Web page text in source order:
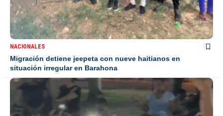
NACIONALES
Migración detiene jeepeta con nueve haitianos en
situación irregular en Barahona